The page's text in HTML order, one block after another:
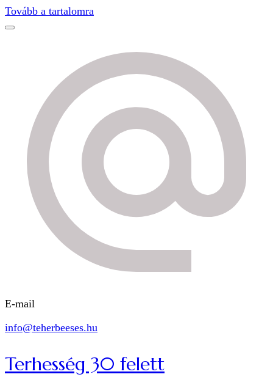
Tovább a tartalomra
E-mail
info@teherbeeses.hu
Terhesség 30 felett